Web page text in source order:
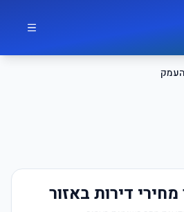
דירות באזור